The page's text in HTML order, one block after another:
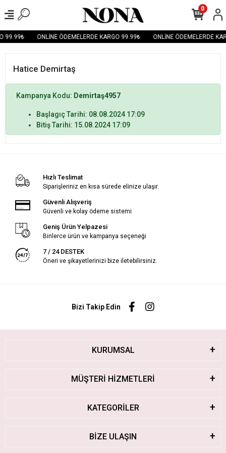
99.99₺ ONLİNE ÖDEMELERDE KARGO 99.99₺ ONLİNE ÖDEMELERDE
0
Hatice Demirtaş
Kampanya Kodu: Demirtaş4957
Başlagıç Tarihi: 08.08.2024 17:09
Bitiş Tarihi: 15.08.2024 17:09
Hızlı Teslimat
Siparişleriniz en kısa sürede elinize ulaşır.
Güvenli Alışveriş
Güvenli ve kolay ödeme sistemi
Geniş Ürün Yelpazesi
Binlerce ürün ve kampanya seçeneği
7 / 24 DESTEK
Öneri ve şikayetlerinizi bize iletebilirsiniz.
Bizi Takip Edin
KURUMSAL
MÜŞTERİ HİZMETLERİ
KATEGORİLER
BİZE ULAŞIN